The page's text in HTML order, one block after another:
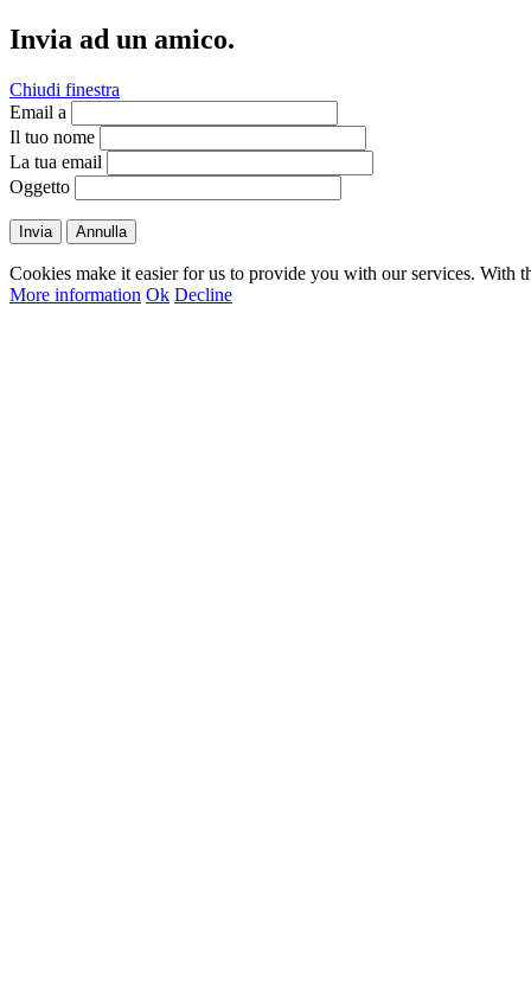
Invia ad un amico.
Chiudi finestra
Email a
Il tuo nome
La tua email
Oggetto
Invia Annulla
Cookies make it easier for us to provide you with our services. With
More information Ok Decline